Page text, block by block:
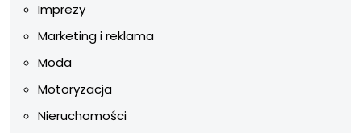
Imprezy
Marketing i reklama
Moda
Motoryzacja
Nieruchomości